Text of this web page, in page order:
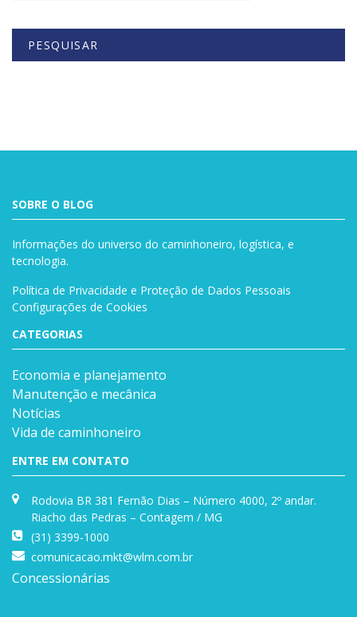
PESQUISAR
SOBRE O BLOG
Informações do universo do caminhoneiro, logística, e
tecnologia.
Política de Privacidade e Proteção de Dados Pessoais
Configurações de Cookies
CATEGORIAS
Economia e planejamento
Manutenção e mecânica
Notícias
Vida de caminhoneiro
ENTRE EM CONTATO
Rodovia BR 381 Fernão Dias – Número 4000, 2º andar.
Riacho das Pedras – Contagem / MG
(31) 3399-1000
comunicacao.mkt@wlm.com.br
Concessionárias